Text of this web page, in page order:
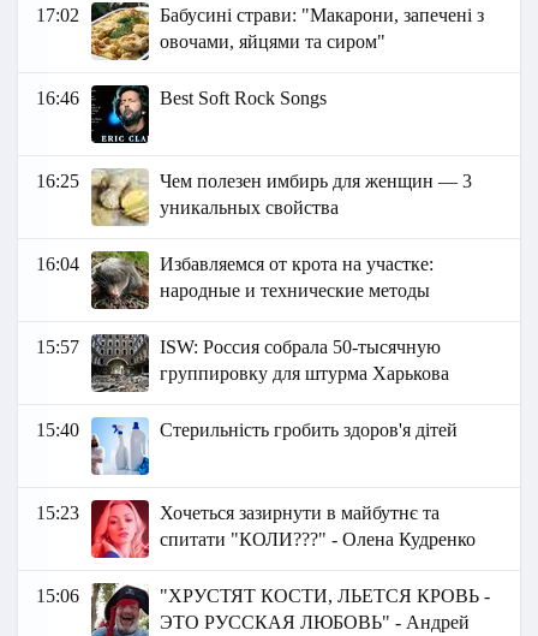
17:02
Бабусині страви: "Макарони, запечені з
овочами, яйцями та сиром"
16:46 Best Soft Rock Songs
16:25
Чем полезен имбирь для женщин — 3
уникальных свойства
16:04
Избавляемся от крота на участке:
народные и технические методы
15:57
ISW: Россия собрала 50-тысячную
группировку для штурма Харькова
15:40 Стерильність гробить здоров'я дітей
15:23
Хочеться зазирнути в майбутнє та
спитати "КОЛИ???" - Олена Кудренко
15:06
"ХРУСТЯТ КОСТИ, ЛЬЕТСЯ КРОВЬ -
ЭТО РУССКАЯ ЛЮБОВЬ" - Андрей